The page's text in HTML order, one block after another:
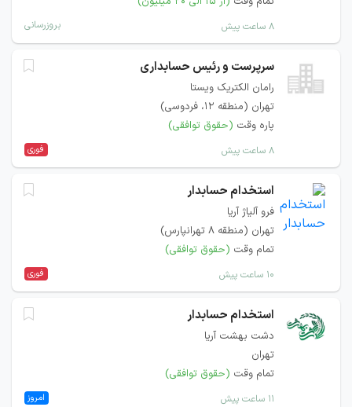
۸ ساعت پیش بروزرسانی
سرپرست و رئیس حسابداری
رامان الکتریک ویستا
تهران (منطقه ۱۲، فردوسی)
پاره وقت (حقوق توافقی)
۸ ساعت پیش فوری
استخدام حسابدار
فرو آلیاژ آریا
تهران (منطقه ۸ تهرانپارس)
تمام وقت (حقوق توافقی)
۱۰ ساعت پیش فوری
استخدام حسابدار
دشت بهشت آریا
تهران
تمام وقت (حقوق توافقی)
۱۱ ساعت پیش امروز